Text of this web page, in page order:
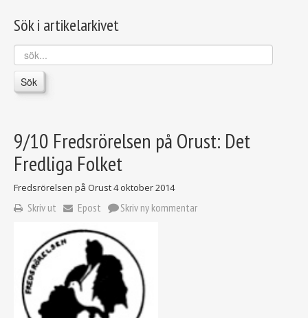
Sök i artikelarkivet
sök...
Sök
9/10 Fredsrörelsen på Orust: Det
Fredliga Folket
Fredsrörelsen på Orust4 oktober 2014
Skriv ut Epost Skriv ny kommentar